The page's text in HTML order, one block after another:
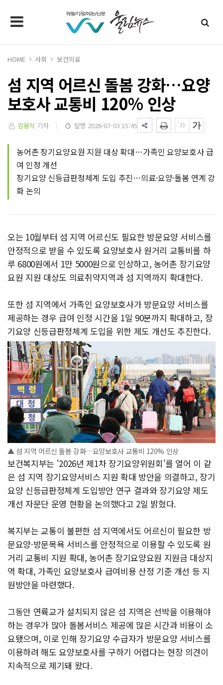
HOME 사회 보건의료
섬 지역 어르신 돌봄 강화…요양
보호사 교통비 120% 인상
김용식 기자 발행 2026-07-03 15:45
농어촌 장기요양요원 지원 대상 확대…가족인 요양보호사 급
여 인정 개선
장기요양 신등급판정체계 도입 추진…의료·요양·돌봄 연계 강
화 논의
오는 10월부터 섬 지역 어르신도 필요한 방문요양 서비스를
안정적으로 받을 수 있도록 요양보호사 원거리 교통비를 하
루 6800원에서 1만 5000원으로 인상하고, 농어촌 장기요양
요원 지원 대상도 의료취약지역과 섬 지역까지 확대한다.
또한 섬 지역에서 가족인 요양보호사가 방문요양 서비스를
제공하는 경우 급여 인정 시간을 1일 90분까지 확대하고, 장
기요양 신등급판정체계 도입을 위한 제도 개선도 추진한다.
▲ 섬 지역 어르신 돌봄 강화…요양보호사 교통비 120% 인상
보건복지부는 '2026년 제1차 장기요양위원회'를 열어 이 같
은 섬 지역 장기요양서비스 지원 확대 방안을 의결하고, 장기
요양 신등급판정체계 도입방안 연구 결과와 장기요양 제도
개선 자문단 운영 현황을 논의했다고 2일 밝혔다.
복지부는 교통이 불편한 섬 지역에서도 어르신이 필요한 방
문요양·방문목욕 서비스를 안정적으로 이용할 수 있도록 원
거리 교통비 지원 확대, 농어촌 장기요양요원 지원금 대상지
역 확대, 가족인 요양보호사 급여비용 산정 기준 개선 등 지
원방안을 마련했다.
그동안 연륙교가 설치되지 않은 섬 지역은 선박을 이용해야
하는 경우가 많아 돌봄서비스 제공에 많은 시간과 비용이 소
요됐으며, 이로 인해 장기요양 수급자가 방문요양 서비스를
이용하려 해도 요양보호사를 구하기 어렵다는 현장 의견이
지속적으로 제기돼 왔다.